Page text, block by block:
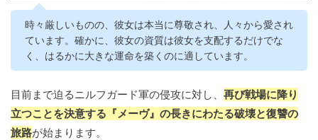
時々厳しいものの、彼女は本当に尊敬され、人々から愛され
ています。確かに、彼女の資質は彼女を支配するだけでな
く、はるかに大きな運命を築くのに適しています。
目前まで迫るニルフガード軍の侵攻に対し、 再び戦場に降り
立つことを決意する『メーヴ』の長きにわたる破壊と復讐の
旅路が始まります。